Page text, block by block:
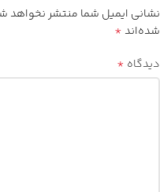
نشانی ایمیل شما منتشر نخواهد
شده‌اند *
دیدگاه *